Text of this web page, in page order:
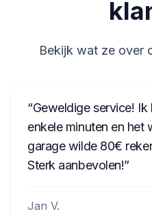
Bekijk wat ze over
Geweldige service! Ik
enkele minuten en het
garage wilde 80€
Sterk aanbevolen!
Jan V.